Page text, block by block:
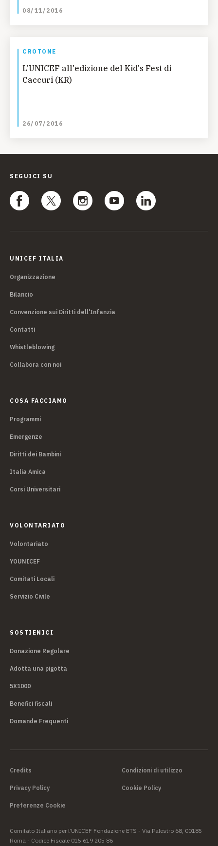
08/11/2016
CROTONE
L'UNICEF all'edizione del Kid's Fest di
Caccuri (KR)
26/07/2016
SEGUICI SU
UNICEF ITALIA
Organizzazione
Bilancio
Convenzione sui Diritti dell'Infanzia
Contatti
Whistleblowing
Collabora con noi
COSA FACCIAMO
Programmi
Emergenze
Diritti dei Bambini
Italia Amica
Corsi Universitari
VOLONTARIATO
Volontariato
YOUNICEF
Comitati Locali
Servizio Civile
SOSTIENICI
Donazione Regolare
Adotta una pigotta
5X1000
Benefici fiscali
Domande Frequenti
Credits Condizioni di utilizzo
Privacy Policy Cookie Policy
Preferenze Cookie
Comitato Italiano per l’UNICEF Fondazione ETS - Via Palestro 68, 00185
Roma - Codice Fiscale 015 619 205 86